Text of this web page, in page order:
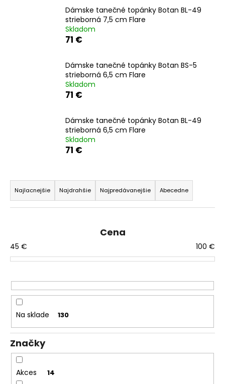
Dámske tanečné topánky Botan BL-49
strieborná 7,5 cm Flare
Skladom
71 €
Dámske tanečné topánky Botan BS-5
strieborná 6,5 cm Flare
Skladom
71 €
Dámske tanečné topánky Botan BL-49
strieborná 6,5 cm Flare
Skladom
71 €
R
a
d
i
e
r
o
d
u
k
t
o
v
Najlacnejšie Najdrahšie Najpredávanejšie Abecedne
Cena
45 € 100 €
Na sklade 130
Značky
Akces 14
HĽADAŤ
p
o
r
m
e